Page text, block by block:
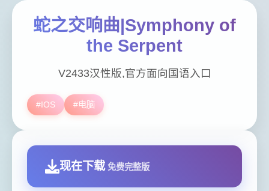
蛇之交响曲|Symphony of
the Serpent
V2433汉性版,官方面向国语入口
#IOS #电脑
现在下载 免费完整版